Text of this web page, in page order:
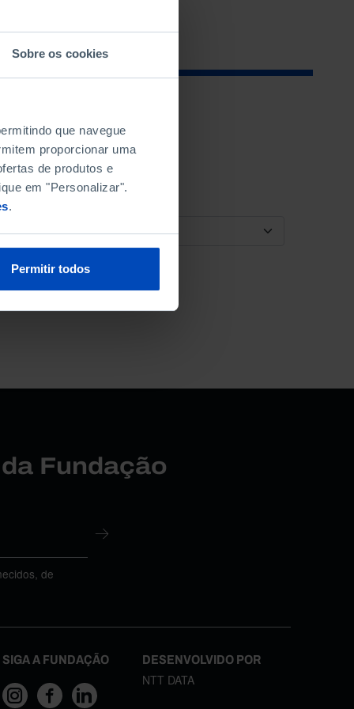
Sobre os cookies
que navegue
proporcionar uma
de produtos e
em "Personalizar".
.
Permitir todos
ORDENAR POR
Fundação
de
SIGA A FUNDAÇÃO DESENVOLVIDO POR
NTT DATA